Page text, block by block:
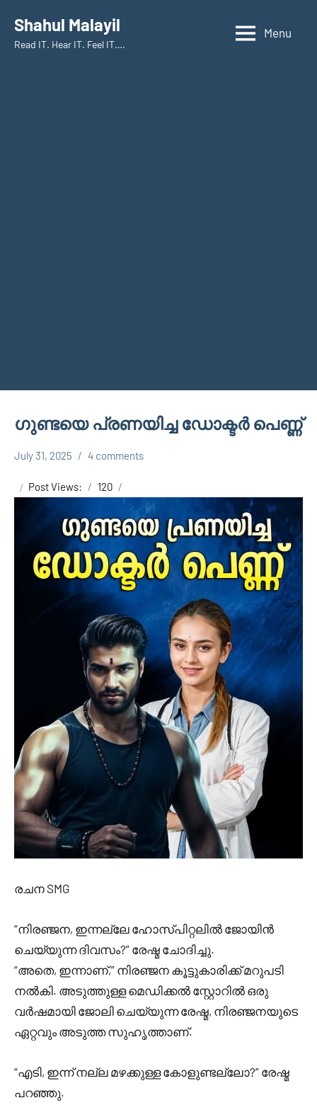
content
Shahul Malayil
Read IT. Hear IT. Feel IT….
Menu
ഗുണ്ടയെ പ്രണയിച്ച ഡോക്ടർ പെണ്ണ്
SMG
July 31, 2025
Shareej
Vk
4 comments
Post Views: 120
രചന SMG
“നിരഞ്ജന, ഇന്നല്ലേ ഹോസ്പിറ്റലിൽ ജോയിൻ
ചെയ്യുന്ന ദിവസം?” രേഷ്മ ചോദിച്ചു.
“അതെ, ഇന്നാണ്,” നിരഞ്ജന കൂട്ടുകാരിക്ക് മറുപടി
നൽകി. അടുത്തുള്ള മെഡിക്കൽ സ്റ്റോറിൽ ഒരു
വർഷമായി ജോലി ചെയ്യുന്ന രേഷ്മ, നിരഞ്ജനയുടെ
ഏറ്റവും അടുത്ത സുഹൃത്താണ്.
“എടി, ഇന്ന് നല്ല മഴക്കുള്ള കോളുണ്ടല്ലോ?” രേഷ്മ
പറഞ്ഞു.